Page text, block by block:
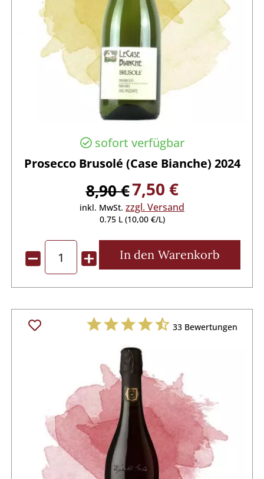
sofort verfügbar
Prosecco Brusolé (Case Bianche) 2024
8,90 €7,50 €
inkl. MwSt. zzgl. Versand
0.75 L (10,00 €/L)
In den Warenkorb
33Bewertungen